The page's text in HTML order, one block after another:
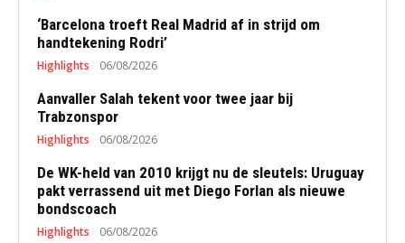
‘Barcelona troeft Real Madrid af in strijd om
handtekening Rodri’
Highlights 06/08/2026
Aanvaller Salah tekent voor twee jaar bij
Trabzonspor
Highlights 06/08/2026
De WK-held van 2010 krijgt nu de sleutels: Uruguay
pakt verrassend uit met Diego Forlan als nieuwe
bondscoach
Highlights 06/08/2026